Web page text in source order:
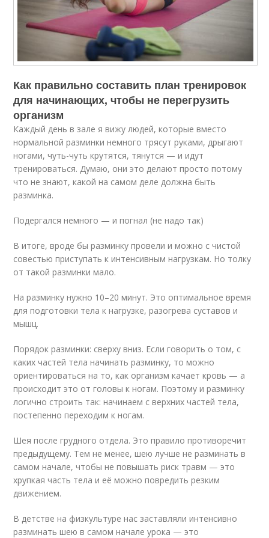
Как правильно составить план тренировок
для начинающих, чтобы не перегрузить
организм
Каждый день в зале я вижу людей, которые вместо
нормальной разминки немного трясут руками, дрыгают
ногами, чуть-чуть крутятся, тянутся — и идут
тренироваться. Думаю, они это делают просто потому
что не знают, какой на самом деле должна быть
разминка.
Подергался немного — и погнал (не надо так)
В итоге, вроде бы разминку провели и можно с чистой
совестью приступать к интенсивным нагрузкам. Но толку
от такой разминки мало.
На разминку нужно 10–20 минут. Это оптимальное время
для подготовки тела к нагрузке, разогрева суставов и
мышц.
Порядок разминки: сверху вниз. Если говорить о том, с
каких частей тела начинать разминку, то можно
ориентироваться на то, как организм качает кровь — а
происходит это от головы к ногам. Поэтому и разминку
логично строить так: начинаем с верхних частей тела,
постепенно переходим к ногам.
Шея после грудного отдела. Это правило противоречит
предыдущему. Тем не менее, шею лучше не разминать в
самом начале, чтобы не повышать риск травм — это
хрупкая часть тела и её можно повредить резким
движением.
В детстве на физкультуре нас заставляли интенсивно
разминать шею в самом начале урока — это